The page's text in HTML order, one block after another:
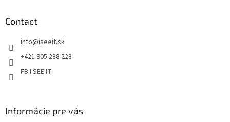
Contact
info@iseeit.sk
+421 905 288 228
FB I SEE IT
Informácie pre vás